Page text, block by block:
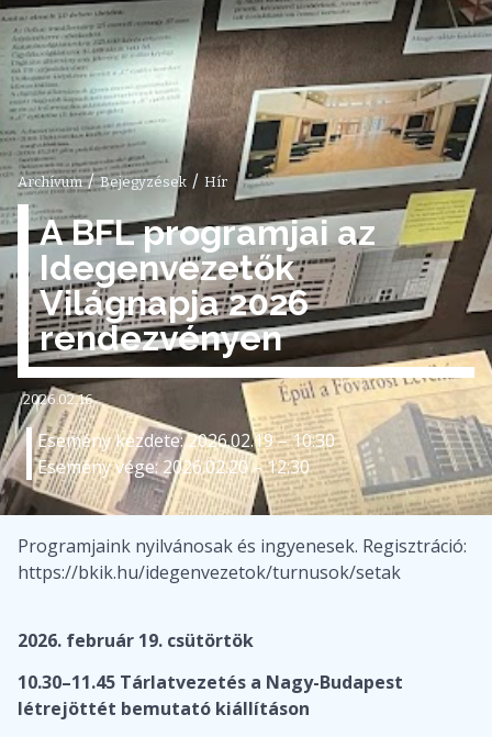
Archívum / Bejegyzések / Hír
A BFL programjai az
Idegenvezetők
Világnapja 2026
rendezvényen
2026.02.16
Esemény kezdete: 2026.02.19 – 10:30
Esemény vége: 2026.02.20 – 12:30
Programjaink nyilvánosak és ingyenesek. Regisztráció:
https://bkik.hu/idegenvezetok/turnusok/setak
2026. február 19. csütörtök
10.30–11.45 Tárlatvezetés a Nagy-Budapest
létrejöttét bemutató kiállításon